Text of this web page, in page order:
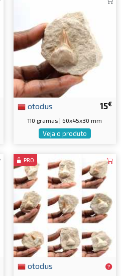
15€
otodus
110 gramas | 60x45x30 mm
Veja o produto
PRO
otodus